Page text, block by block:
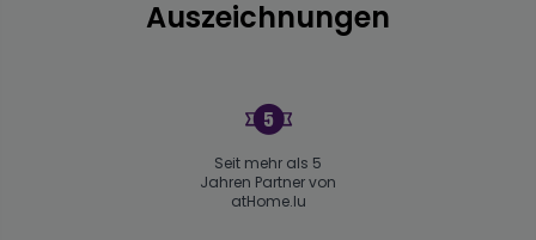
Auszeichnungen
Seit mehr als 5
Jahren Partner von
atHome.lu